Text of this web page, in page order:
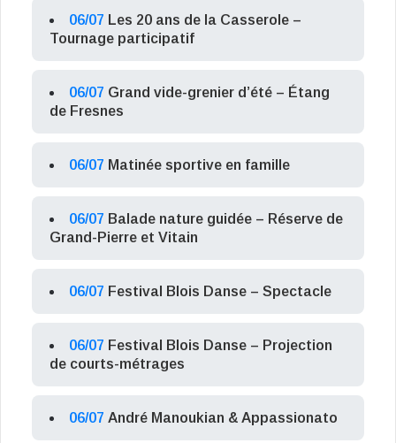
06/07 Les 20 ans de la Casserole –
Tournage participatif
06/07 Grand vide-grenier d’été – Étang
de Fresnes
06/07 Matinée sportive en famille
06/07 Balade nature guidée – Réserve de
Grand-Pierre et Vitain
06/07 Festival Blois Danse – Spectacle
06/07 Festival Blois Danse – Projection
de courts-métrages
06/07 André Manoukian & Appassionato